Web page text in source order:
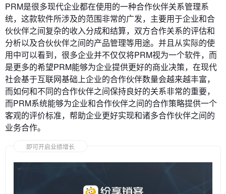
PRM是很多现代企业都在使用的一种合作伙伴关系管理系
统，这款软件所涉及的范围非常的广发，主要用于企业和合
伙伙伴之间复杂的收入分成和结算，双方合作关系的评估和
分析以及合伙伙伴之间的产品管理等用途。并且从实际的使
用中可以看到，很多企业并不仅仅将PRM视为一个软件，而
是更多的希望PRM能够为企业提供更好的商业决策，在现代
社会基于互联网基础上企业的合作伙伴数量会越来越丰富，
而如何和不同的合作伙伴之间保持良好的关系非常的重要，
而PRM系统能够为企业和合作伙伴之间的合作策略提供一个
客观的评价标准，帮助企业更好实现和诸多合作伙伴之间的
业务合作。
即可开启业绩增长